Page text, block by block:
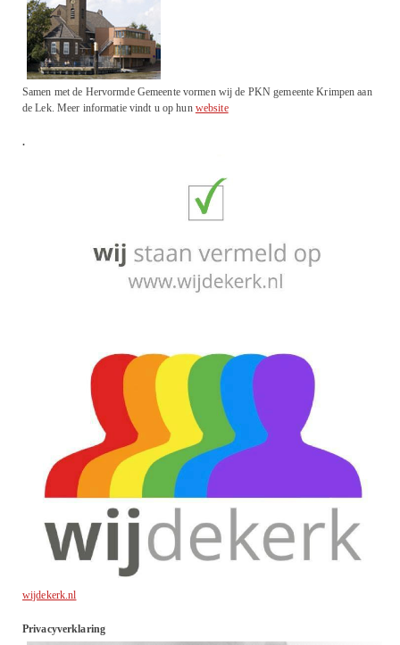
Samen met de Hervormde Gemeente vormen wij de PKN gemeente Krimpen aan
de Lek. Meer informatie vindt u op hun website
.
wijdekerk.nl
Privacyverklaring